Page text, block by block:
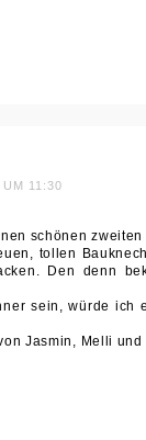
11:30
schönen zweiten
tollen
Den denn
sein, würde ich
Jasmin, Melli und